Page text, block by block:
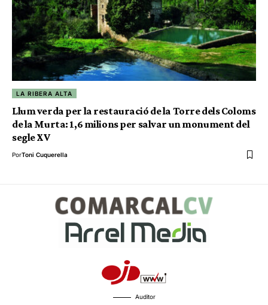
LA RIBERA ALTA
Llum verda per la restauració de la Torre dels Coloms
de la Murta: 1,6 milions per salvar un monument del
segle XV
PorToni Cuquerella
Auditor